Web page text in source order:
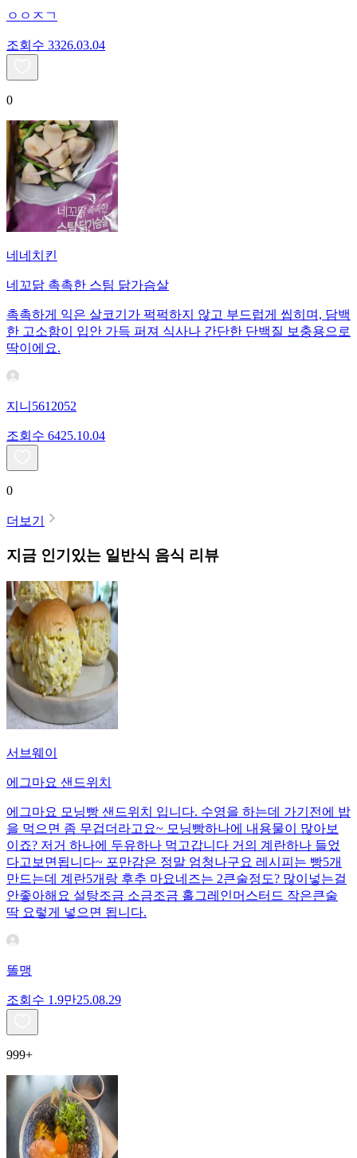
ㅇㅇㅈㄱ
조회수 3326.03.04
0
네네치킨
네꼬닭 촉촉한 스팀 닭가슴살
촉촉하게 익은 살코기가 퍽퍽하지 않고 부드럽게 씹히며, 담백
한 고소함이 입안 가득 퍼져 식사나 간단한 단백질 보충용으로
딱이에요.
지니5612052
조회수 6425.10.04
0
더보기
지금 인기있는 일반식 음식 리뷰
서브웨이
에그마요 샌드위치
에그마요 모닝빵 샌드위치 입니다. 수영을 하는데 가기전에 밥
을 먹으면 좀 무겁더라고요~ 모닝빵하나에 내용물이 많아보
이죠? 저거 하나에 두유하나 먹고갑니다 거의 계란하나 들었
다고보면됩니다~ 포만감은 정말 엄청나구요 레시피는 빵5개
만드는데 계란5개랑 후추 마요네즈는 2큰술정도? 많이넣는걸
안좋아해요 설탕조금 소금조금 홀그레인머스터드 작은큰술
딱 요렇게 넣으면 됩니다.
똘맹
조회수 1.9만25.08.29
999+